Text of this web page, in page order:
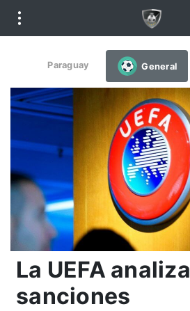
Paraguay General
La UEFA analiza
sanciones